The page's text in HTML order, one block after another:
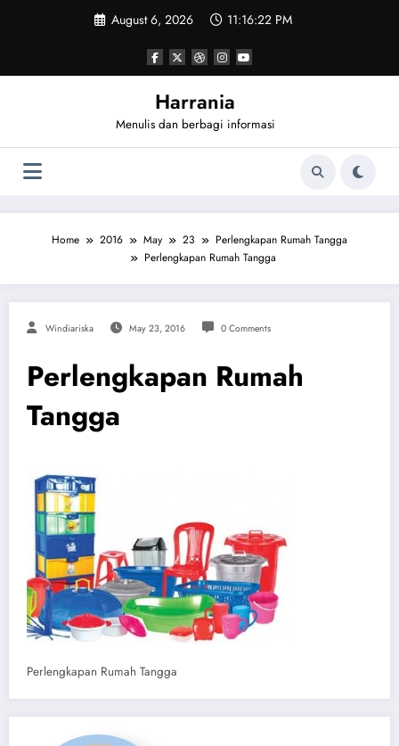
August 6, 2026 11:16:22 PM
Harrania
Menulis dan berbagi informasi
Home 2016 May 23
Perlengkapan Rumah Tangga
Perlengkapan Rumah Tangga
Windiariska May 23, 2016 0 Comments
Perlengkapan Rumah
Tangga
Perlengkapan Rumah Tangga